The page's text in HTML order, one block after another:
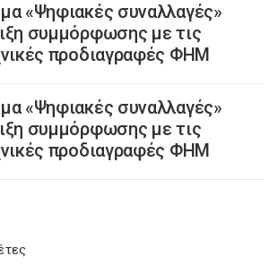
«Ψηφιακές συναλλαγές»
συμμόρφωσης με τις
προδιαγραφές ΦΗΜ
«Ψηφιακές συναλλαγές»
συμμόρφωσης με τις
προδιαγραφές ΦΗΜ